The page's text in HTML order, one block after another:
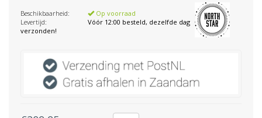
Beschikbaarheid:
Op voorraad
Levertijd:
Vóór 12:00 besteld, dezelfde dag
verzonden!